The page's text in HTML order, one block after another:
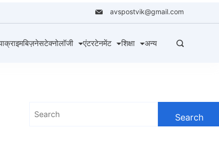
avspostvik@gmail.com
क्राइमबिज़नेसटेक्नोलॉजी एंटरटेनमेंट शिक्षा अन्य
Search